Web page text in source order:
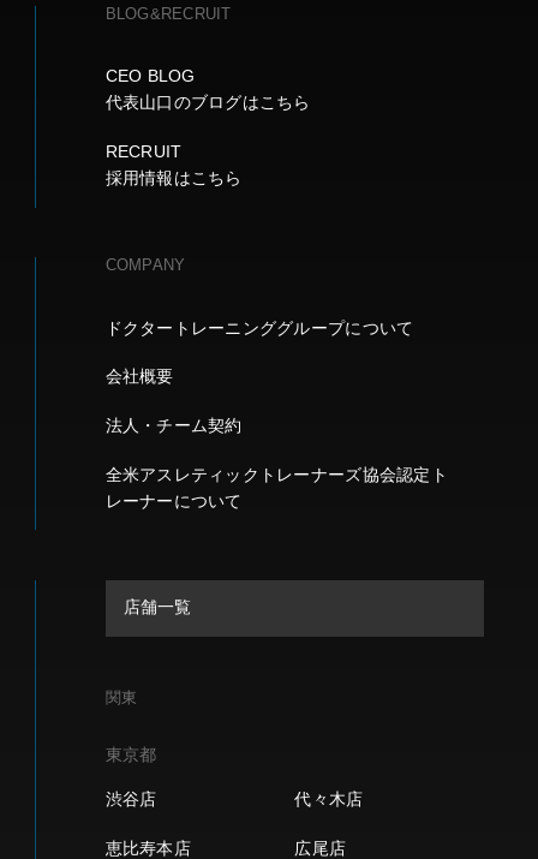
BLOG&RECRUIT
CEO BLOG
代表山口のブログはこちら
RECRUIT
採用情報はこちら
COMPANY
ドクタートレーニンググループについて
会社概要
法人・チーム契約
全米アスレティックトレーナーズ協会認定ト
レーナーについて
店舗一覧
関東
東京都
渋谷店 代々木店
恵比寿本店 広尾店